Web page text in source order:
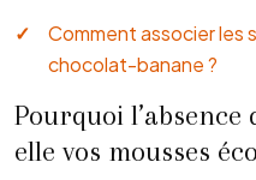
Comment associer les
chocolat-banane ?
Pourquoi
elle vos mousses